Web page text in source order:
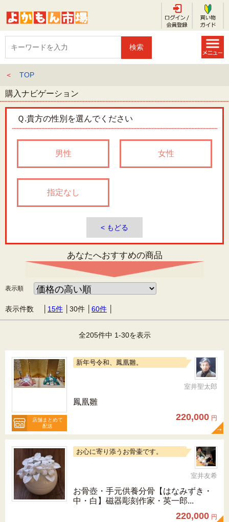
＜ TOP
購入ナビゲーション
Ｑ.貴方の性別を選んでください
男性 女性
指定なし
< もどる
あなたへおすすめの商品
表示順
表示件数 │ 15件 30件 60件
全205件中 1-30を表示
店舗まとめて
配送
新年号令和、鳳凰雛。
室井聖太郎
鳳凰雛
220,000 円
お心に寄り添うお骨壷です。
室井友希
お骨壺・手元供養分骨【はなみずき・
中・白】磁器彫刻作家・英一郎...
220,000 円